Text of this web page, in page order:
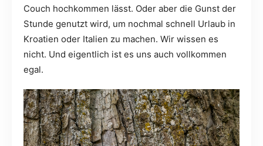
Couch hochkommen lässt. Oder aber die Gunst der
Stunde genutzt wird, um nochmal schnell Urlaub in
Kroatien oder Italien zu machen. Wir wissen es
nicht. Und eigentlich ist es uns auch vollkommen
egal.